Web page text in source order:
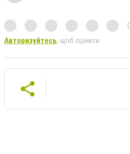
Авторизуйтесь, щоб оцінити